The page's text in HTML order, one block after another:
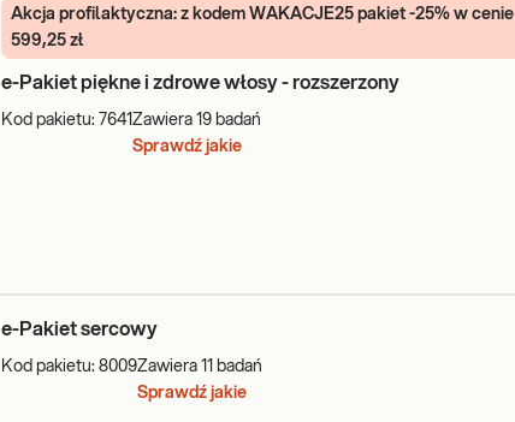
Akcja profilaktyczna: z kodem WAKACJE25 pakiet -25% w cenie
599,25 zł
e-Pakiet piękne i zdrowe włosy - rozszerzony
Kod pakietu: 7641 Zawiera 19 badań
Sprawdź jakie
e-Pakiet sercowy
Kod pakietu: 8009Zawiera 11 badań
Sprawdź jakie